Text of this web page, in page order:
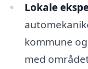
Lokale
kommune
med